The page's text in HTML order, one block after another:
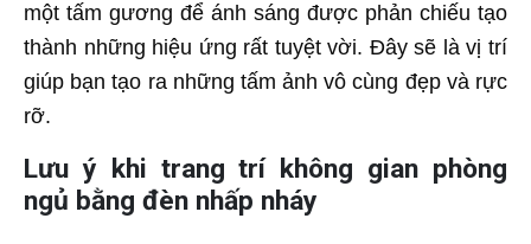
một tấm gương để ánh sáng được phản chiếu tạo
thành những hiệu ứng rất tuyệt vời. Đây sẽ là vị trí
giúp bạn tạo ra những tấm ảnh vô cùng đẹp và rực
rỡ.
Lưu ý khi trang trí không gian phòng
ngủ bằng đèn nhấp nháy